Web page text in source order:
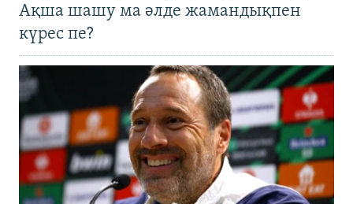
Ақша шашу ма әлде жамандықпен
күрес пе?